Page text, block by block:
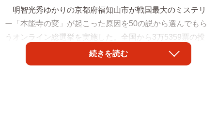
明智光秀ゆかりの京都府福知山市が戦国最大のミステリ
ー「本能寺の変」が起こった原因を50の説から選んでもら
うオンライン総選挙を実施した。全国から3万5359票の投
票があり、その結果は「本能寺の変」が起こった6月2日か
ら「福知山光秀ミュージアム」公式サイトで発表。早速反
続きを読む